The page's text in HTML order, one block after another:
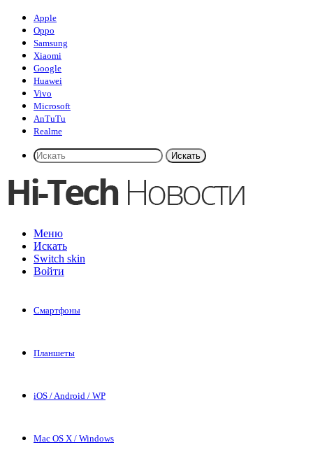
Apple
Oppo
Samsung
Xiaomi
Google
Huawei
Vivo
Microsoft
AnTuTu
Realme
Искать
Меню
Искать
Switch skin
Войти
Смартфоны
Планшеты
iOS / Android / WP
Mac OS X / Windows